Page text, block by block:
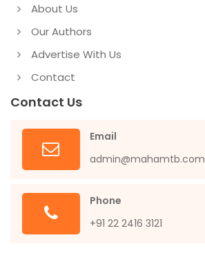
About Us
Our Authors
Advertise With Us
Contact
Contact Us
Email
admin@mahamtb.com
Phone
+91 22 2416 3121